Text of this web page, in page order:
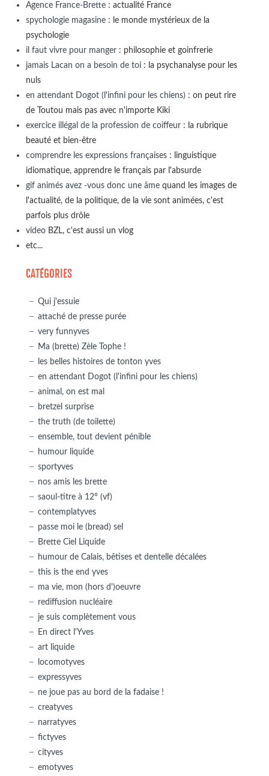
Agence France-Brette: actualité France
spychologie magasine: le monde mystérieux de la
psychologie
il faut vivre pour manger: philosophie et goinfrerie
jamais Lacan on a besoin de toi: la psychanalyse pour les
nuls
en attendant Dogot (l'infini pour les chiens): on peut rire
de Toutou mais pas avec n'importe Kiki
exercice illégal de la profession de coiffeur: la rubrique
beauté et bien-être
comprendre les expressions françaises: linguistique
idiomatique, apprendre le français par l'absurde
gif animés avez -vous donc une âmequand les images de
l'actualité, de la politique, de la vie sont animées, c'est
parfois plus drôle
videoBZL, c'est aussi un vlog
etc...
CATÉGORIES
Qui j'essuie
attaché de presse purée
very funnyves
Ma (brette) Zèle Tophe !
les belles histoires de tonton yves
en attendant Dogot (l'infini pour les chiens)
animal, on est mal
bretzel surprise
the truth (de toilette)
ensemble, tout devient pénible
humour liquide
sportyves
nos amis les brette
saoul-titre à 12° (vf)
contemplatyves
passe moi le (bread) sel
Brette Ciel Liquide
humour de Calais, bêtises et dentelle décalées
this is the end yves
ma vie, mon (hors d')oeuvre
rediffusion nucléaire
je suis complètement vous
En direct l'Yves
art liquide
locomotyves
expressyves
ne joue pas au bord de la fadaise !
creatyves
narratyves
fictyves
cityves
emotyves